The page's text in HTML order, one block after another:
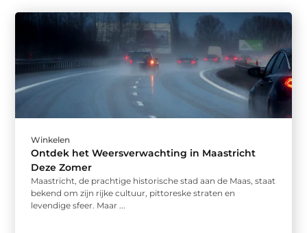
Winkelen
Ontdek het Weersverwachting in Maastricht
Deze Zomer
Maastricht, de prachtige historische stad aan de Maas, staat
bekend om zijn rijke cultuur, pittoreske straten en
levendige sfeer. Maar ...